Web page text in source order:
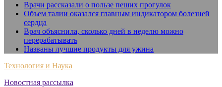
Врачи рассказали о пользе пеших прогулок
Объем талии оказался главным индикатором болезней
сердца
Врач объяснила, сколько дней в неделю можно
перерабатывать
Названы лучшие продукты для ужина
Технология и Наука
Новостная рассылка